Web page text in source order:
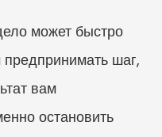
может быстро
шаг,
вам
остановить